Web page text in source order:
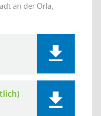
an der Orla,